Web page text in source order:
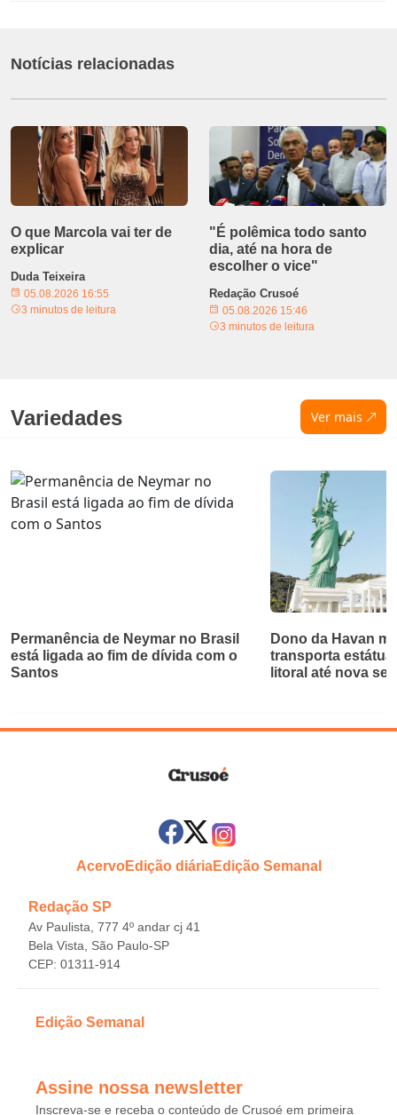
Notícias relacionadas
O que Marcola vai ter de
explicar
Duda Teixeira
05.08.2026 16:55
3 minutos de leitura
"É polêmica todo santo
dia, até na hora de
escolher o vice"
Redação Crusoé
05.08.2026 15:46
3 minutos de leitura
Variedades Ver mais
Permanência de Neymar no Brasil
está ligada ao fim de dívida com o
Santos
Dono da Havan
transporta
litoral até nova
AcervoEdição diáriaEdição Semanal
Redação SP
Av Paulista, 777 4º andar cj 41
Bela Vista, São Paulo-SP
CEP: 01311-914
Edição Semanal
Assine nossa newsletter
Inscreva-se e receba o conteúdo de Crusoé em primeira